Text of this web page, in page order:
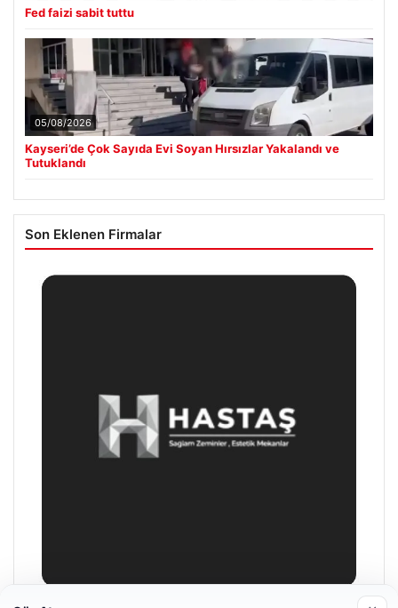
Fed faizi sabit tuttu
05/08/2026
Kayseri’de Çok Sayıda Evi Soyan Hırsızlar Yakalandı ve
Tutuklandı
Son Eklenen Firmalar